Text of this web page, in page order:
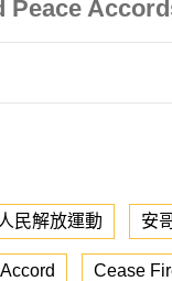
民解放運動 安
Cease